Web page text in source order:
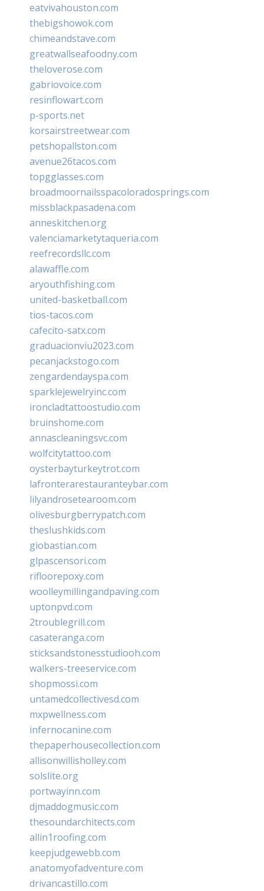
eatvivahouston.com
thebigshowok.com
chimeandstave.com
greatwallseafoodny.com
theloverose.com
gabriovoice.com
resinflowart.com
p-sports.net
korsairstreetwear.com
petshopallston.com
avenue26tacos.com
topgglasses.com
broadmoornailsspacoloradosprings.com
missblackpasadena.com
anneskitchen.org
valenciamarketytaqueria.com
reefrecordsllc.com
alawaffle.com
aryouthfishing.com
united-basketball.com
tios-tacos.com
cafecito-satx.com
graduacionviu2023.com
pecanjackstogo.com
zengardendayspa.com
sparklejewelryinc.com
ironcladtattoostudio.com
bruinshome.com
annascleaningsvc.com
wolfcitytattoo.com
oysterbayturkeytrot.com
lafronterarestauranteybar.com
lilyandrosetearoom.com
olivesburgberrypatch.com
theslushkids.com
giobastian.com
glpascensori.com
rifloorepoxy.com
woolleymillingandpaving.com
uptonpvd.com
2troublegrill.com
casateranga.com
sticksandstonesstudiooh.com
walkers-treeservice.com
shopmossi.com
untamedcollectivesd.com
mxpwellness.com
infernocanine.com
thepaperhousecollection.com
allisonwillisholley.com
solslite.org
portwayinn.com
djmaddogmusic.com
thesoundarchitects.com
allin1roofing.com
keepjudgewebb.com
anatomyofadventure.com
drivancastillo.com